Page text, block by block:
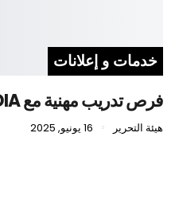
خدمات و إعلانات
فرص تدريب مهنية مع DAFMEDIA
هيئة التحرير 16 يونيو, 2025